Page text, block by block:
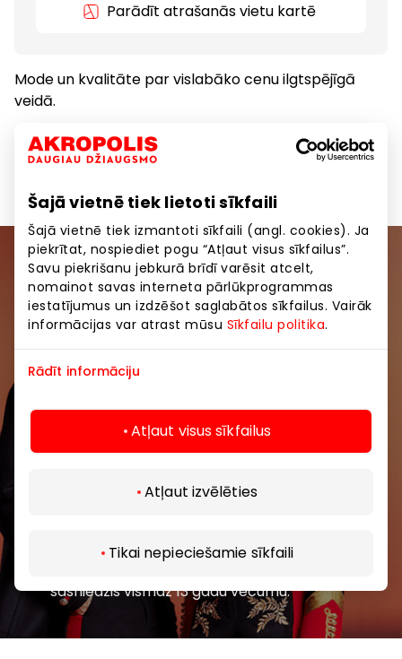
Šajā vietnē tiek lietoti sīkfaili
Šajā vietnē tiek izmantoti sīkfaili (angl. cookies). Ja
piekrītat, nospiediet pogu “Atļaut visus sīkfailus”.
Savu piekrišanu jebkurā brīdī varēsit atcelt,
nomainot savas interneta pārlūkprogrammas
iestatījumus un izdzēšot saglabātos sīkfailus. Vairāk
informācijas var atrast mūsu Sīkfailu politika.
Rādīt informāciju
Atļaut visus sīkfailus
Atļaut izvēlēties
Tikai nepieciešamie sīkfaili
Parādīt atrašanās vietu kartē
Mode un kvalitāte par vislabāko cenu ilgtspējīgā
veidā.
Apģērbs Preces
Pievienojieties mūsu kopienai
Uzzini pirmais par labākajiem piedāvājumiem,
pasākumiem un jaunāko informāciju iepirkšanās un
sasniedzis vismaz 13 gadu vecumu.